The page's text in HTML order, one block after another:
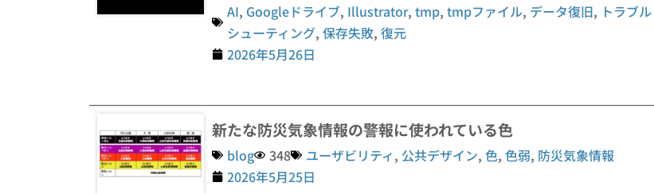
AI, Googleドライブ, Illustrator, tmp, tmpファイル, データ復旧, トラブル
シューティング, 保存失敗, 復元
2026年5月26日
新たな防災気象情報の警報に使われている色
blog 348 ユーザビリティ, 公共デザイン, 色, 色弱, 防災気象情報
2026年5月25日